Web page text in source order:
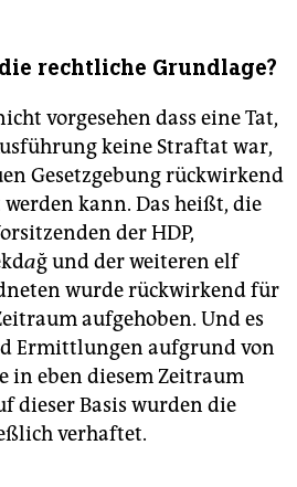
rechtliche Grundlage?
vorgesehen dass eine Tat,
keine Straftat war,
Gesetzgebung rückwirkend
kann. Das heißt, die
der HDP,
ağ und der weiteren elf
wurde rückwirkend für
aufgehoben. Und es
Ermittlungen aufgrund von
in eben diesem Zeitraum
dieser Basis wurden die
verhaftet.